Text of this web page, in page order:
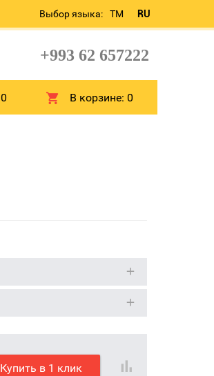
Выбор языка: TM RU
+993 62 657222
0 В корзине:0
Купить в 1 клик